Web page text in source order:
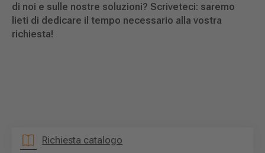
di noi e sulle nostre soluzioni? Scriveteci: saremo
lieti di dedicare il tempo necessario alla vostra
richiesta!
Richiesta catalogo